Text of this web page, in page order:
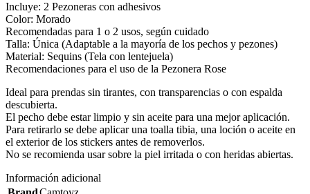
Incluye: 2 Pezoneras con adhesivos
Color: Morado
Recomendadas para 1 o 2 usos, según cuidado
Talla: Única (Adaptable a la mayoría de los pechos y pezones)
Material: Sequins (Tela con lentejuela)
Recomendaciones para el uso de la Pezonera Rose
Ideal para prendas sin tirantes, con transparencias o con espalda
descubierta.
El pecho debe estar limpio y sin aceite para una mejor aplicación.
Para retirarlo se debe aplicar una toalla tibia, una loción o aceite en
el exterior de los stickers antes de removerlos.
No se recomienda usar sobre la piel irritada o con heridas abiertas.
Información adicional